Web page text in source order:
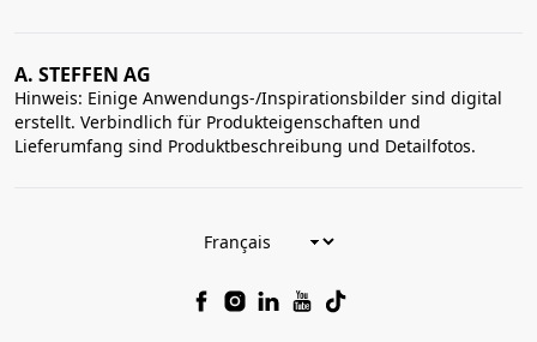
A. STEFFEN AG
Hinweis: Einige Anwendungs-/Inspirationsbilder sind digital
erstellt. Verbindlich für Produkteigenschaften und
Lieferumfang sind Produktbeschreibung und Detailfotos.